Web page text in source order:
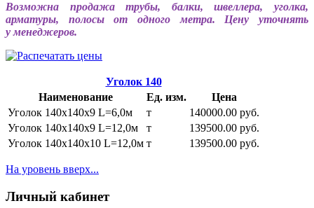
Возможна продажа трубы, балки, швеллера, уголка,
арматуры, полосы от одного метра. Цену уточнять
у менеджеров.
Наименование Ед. изм. Цена
Уголок 140
Уголок 140х140х9 L=6,0м т
140000.00 руб.
Уголок 140х140х9 L=12,0м
т
139500.00 руб.
Уголок 140х140х10 L=12,0м т 139500.00 руб.
На уровень вверх...
Личный кабинет